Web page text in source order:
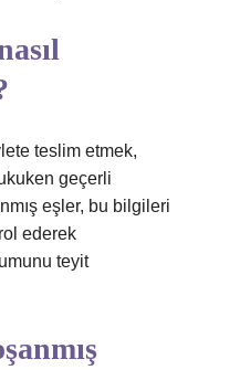
teslim etmek,
geçerli
eşler, bu bilgileri
ederek
teyit